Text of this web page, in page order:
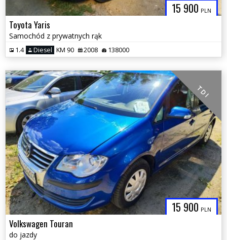
15 900 PLN
Toyota Yaris
Samochód z prywatnych rąk
1.4 Diesel KM 90 2008 138000
15 900 PLN
T D I
Volkswagen Touran
do jazdy